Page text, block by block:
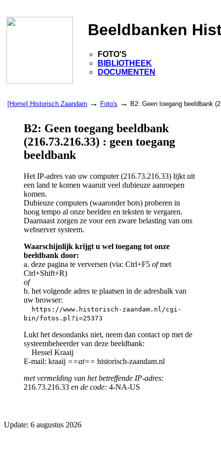
Beeldbanken
FOTO'S
BIBLIOTHEEK
DOCUMENTEN
[Home] Historisch Zaandam → Foto's → B2: Geen toegang beeldbank
B2: Geen toegang beeldbank
(216.73.216.33) : geen toegang
beeldbank
Het IP-adres van uw computer (216.73.216.33) lijkt uit
een land te komen waaruit veel dubieuze aanroepen
komen.
Dubieuze computers (waaronder bots) proberen in
hoog tempo al onze beelden en teksten te vergaren.
Daarnaast zorgen ze voor een zware belasting van ons
webserver systeem.
Waarschijnlijk krijgt u wel toegang tot onze
beeldbank door:
a. deze pagina te verversen (via: Ctrl+F5 ofmet
Ctrl+Shift+R)
of
b. het volgende adres te plaatsen in de adresbalk van
uw browser:
https://www.historisch-zaandam.nl/cgi-
bin/fotos.pl?i=25373
Lukt het desondanks niet, neem dan contact op met de
systeembeheerder van deze beeldbank:
Hessel Kraaij
E-mail: kraaij ==at== historisch-zaandam.nl
met vermelding van het betreffende IP-adres:
216.73.216.33 en de code: 4-NA-US
Update: 6 augustus 2026